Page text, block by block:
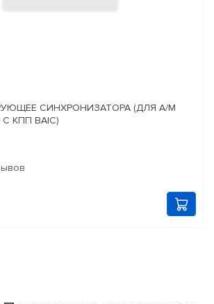
СИНХРОНИЗАТОРА (ДЛЯ А/М
КПП BAIC)